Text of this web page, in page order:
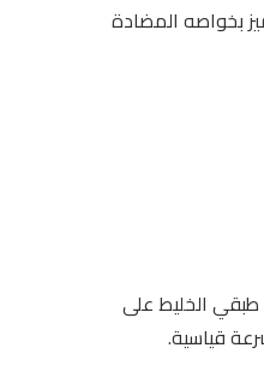
بخواصه المضادة
الخليط على